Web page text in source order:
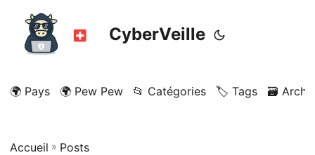
CyberVeille
🌍 Pays 🌍 Pew Pew 📂 Catégories 🏷️ Tags 🗃️
Accueil » Posts